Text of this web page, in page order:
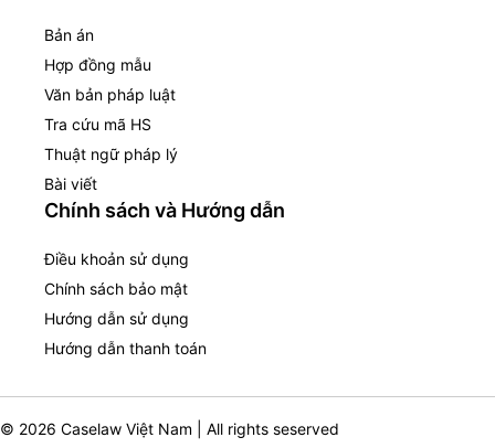
Bản án
Hợp đồng mẫu
Văn bản pháp luật
Tra cứu mã HS
Thuật ngữ pháp lý
Bài viết
Chính sách và Hướng dẫn
Điều khoản sử dụng
Chính sách bảo mật
Hướng dẫn sử dụng
Hướng dẫn thanh toán
© 2026 Caselaw Việt Nam | All rights seserved